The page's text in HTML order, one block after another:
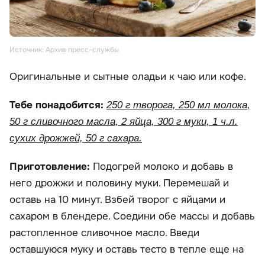
Источник: Архив пресс-службы
Оригинальные и сытные оладьи к чаю или кофе.
Тебе понадобится: 250 г творога, 250 мл молока,
50 г сливочного масла, 2 яйца, 300 г муки, 1 ч.л.
сухих дрожжей, 50 г сахара.
Приготовление: Подогрей молоко и добавь в
него дрожжи и половину муки. Перемешай и
оставь на 10 минут. Взбей творог с яйцами и
сахаром в блендере. Соедини обе массы и добавь
растопленное сливочное масло. Введи
оставшуюся муку и оставь тесто в тепле еще на